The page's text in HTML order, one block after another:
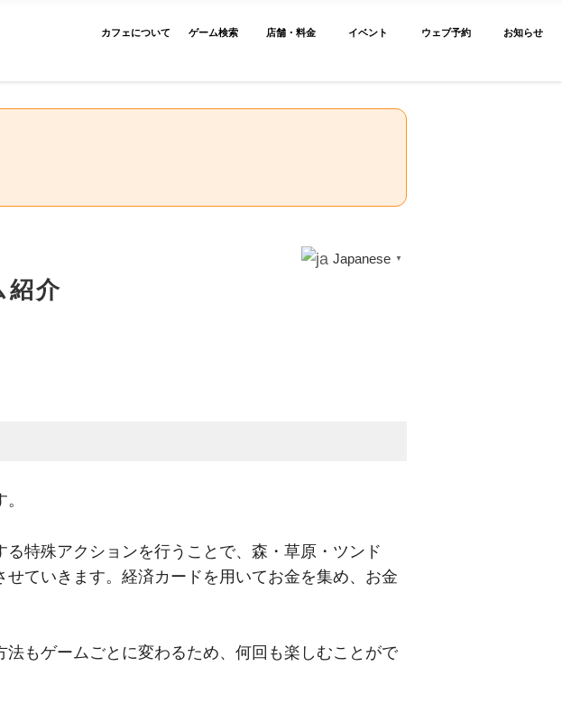
カフェについて ゲーム検索 店舗・料金 イベント ウェブ予約 お知らせ
Japanese ▼
紹介
特殊アクションを行うことで、森・草原・ツンド
ていきます。経済カードを用いてお金を集め、お金
もゲームごとに変わるため、何回も楽しむことがで